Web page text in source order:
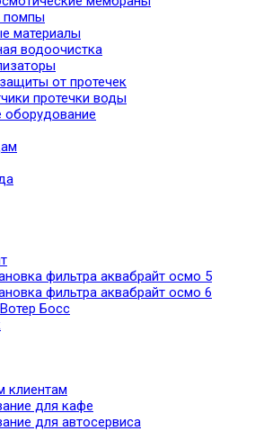
помпы
материалы
водоочистка
от протечек
протечки воды
оборудование
фильтра аквабрайт осмо 5
фильтра аквабрайт осмо 6
Босс
клиентам
для кафе
для автосервиса